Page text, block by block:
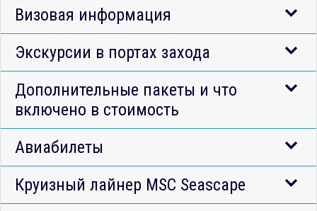
Визовая информация
Экскурсии в портах захода
Дополнительные пакеты и что
включено в стоимость
Авиабилеты
Круизный лайнер MSC Seascape